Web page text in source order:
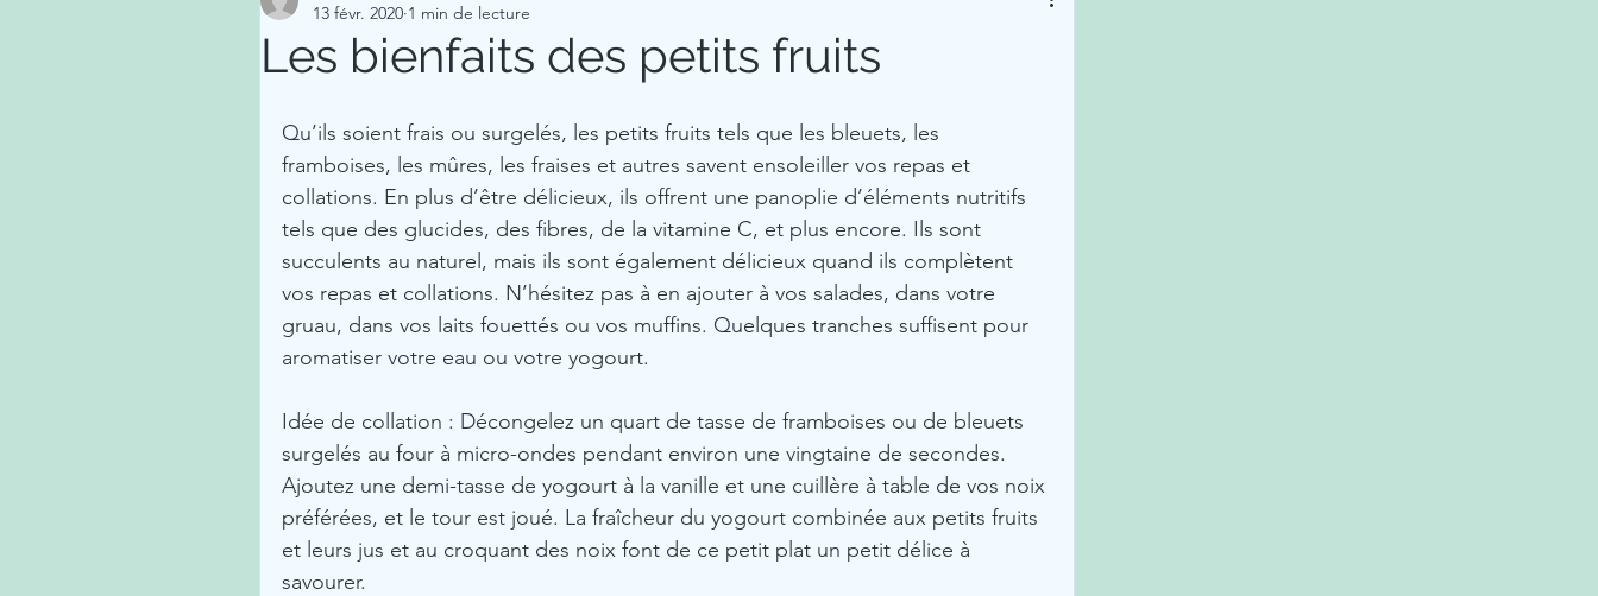
Les bienfaits des petits fruits
13 févr. 2020 1 min de lecture
Qu’ils soient frais ou surgelés, les petits fruits tels que les bleuets, les
framboises, les mûres, les fraises et autres savent ensoleiller vos repas et
collations. En plus d’être délicieux, ils offrent une panoplie d’éléments nutritifs
tels que des glucides, des fibres, de la vitamine C, et plus encore. Ils sont
succulents au naturel, mais ils sont également délicieux quand ils complètent
vos repas et collations. N’hésitez pas à en ajouter à vos salades, dans votre
gruau, dans vos laits fouettés ou vos muffins. Quelques tranches suffisent pour
aromatiser votre eau ou votre yogourt.
Idée de collation : Décongelez un quart de tasse de framboises ou de bleuets
surgelés au four à micro-ondes pendant environ une vingtaine de secondes.
Ajoutez une demi-tasse de yogourt à la vanille et une cuillère à table de vos noix
préférées, et le tour est joué. La fraîcheur du yogourt combinée aux petits fruits
et leurs jus et au croquant des noix font de ce petit plat un petit délice à
savourer.